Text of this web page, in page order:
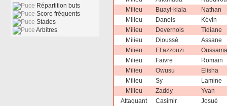
Milieu
Buayi-kiala
Nathan
Milieu
Danois
Kévin
Milieu
Devernois
Tidiane
Milieu
Dioussé
Assane
Milieu
El azzouzi
Milieu
Faivre
Romain
Milieu
Owusu
Elisha
Milieu
Sy
Lamine
Milieu
Zaddy
Yvan
Attaquant
Casimir
Josué
Répartition buts
Score fréquents
Stades
Arbitres